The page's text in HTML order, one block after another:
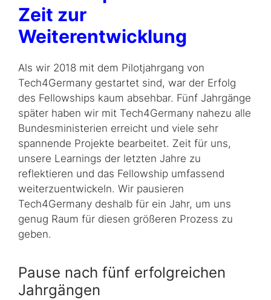
Zeit zur
Weiterentwicklung
Als wir 2018 mit dem Pilotjahrgang von
Tech4Germany gestartet sind, war der Erfolg
des Fellowships kaum absehbar. Fünf Jahrgänge
später haben wir mit Tech4Germany nahezu alle
Bundesministerien erreicht und viele sehr
spannende Projekte bearbeitet. Zeit für uns,
unsere Learnings der letzten Jahre zu
reflektieren und das Fellowship umfassend
weiterzuentwickeln. Wir pausieren
Tech4Germany deshalb für ein Jahr, um uns
genug Raum für diesen größeren Prozess zu
geben.
Pause nach fünf erfolgreichen
Jahrgängen